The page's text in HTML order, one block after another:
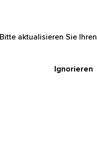
aktualisieren Sie Ihren
Ignorieren